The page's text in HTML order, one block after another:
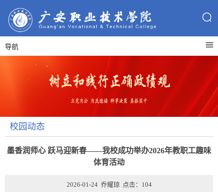
导航
校园动态
墨香润师心 跃马迎新春——我校成功举办2026年教职工趣味
体育活动
2026-01-24 乔耀琼 点击： 104